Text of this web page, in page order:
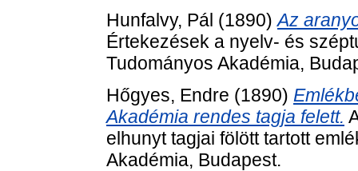
Hunfalvy, Pál (1890)Az
Értekezések a nyelv- és
Tudományos Akadémia,
Hőgyes, Endre (1890)
Akadémia rendes tagja felett.
elhunyt tagjai fölött tartott
Akadémia, Budapest.